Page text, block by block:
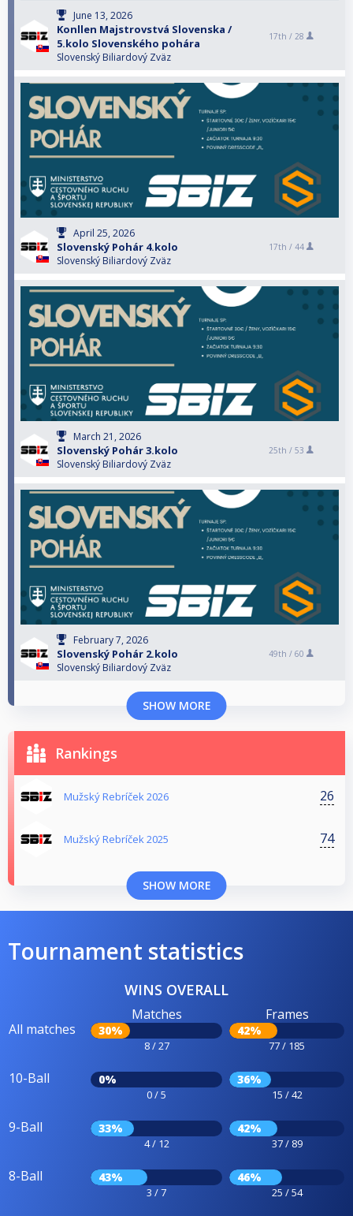
June 13, 2026
Konllen Majstrovstvá Slovenska /
5.kolo Slovenského pohára
Slovenský Biliardový Zväz
17th / 28
April 25, 2026
Slovenský Pohár 4.kolo
Slovenský Biliardový Zväz
17th / 44
March 21, 2026
Slovenský Pohár 3.kolo
Slovenský Biliardový Zväz
25th / 53
February 7, 2026
Slovenský Pohár 2.kolo
Slovenský Biliardový Zväz
49th / 60
SHOW MORE
Rankings
Mužský Rebríček 2026 26
Mužský Rebríček 2025 74
SHOW MORE
Tournament statistics
WINS OVERALL
All matches
Matches
30%
8 / 27
Frames
42%
77 / 185
10-Ball 0%
0 / 5
36%
15 / 42
9-Ball 33%
4 / 12
42%
37 / 89
8-Ball 43%
3 / 7
46%
25 / 54